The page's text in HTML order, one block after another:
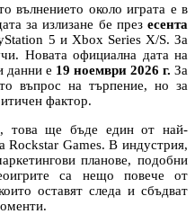
вълнението около играта е в
за излизане бе през есента
5 и Xbox Series X/S. За
Новата официална дата на
данни е 19 ноември 2026 г. За
въпрос на търпение, но за
фактор.
това ще бъде един от най-
Rockstar Games. В индустрия,
планове, подобни
са нещо повече от
оставят следа и сбъдват